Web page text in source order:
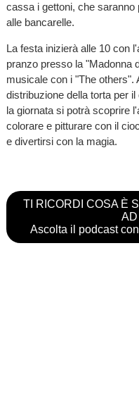
cassa i gettoni, che
alle bancarelle.
La festa inizierà alle 10 con
pranzo presso la "Madonna
musicale con i "The others".
distribuzione della torta per
la giornata si potrà scoprire
colorare e pitturare con il
e divertirsi con la magia.
TI RICORDI COSA È
AD
Ascolta il podcast